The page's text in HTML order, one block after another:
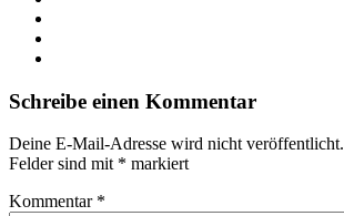
Schreibe einen Kommentar
Deine E-Mail-Adresse wird nicht veröffentlicht.
Felder sind mit * markiert
Kommentar *